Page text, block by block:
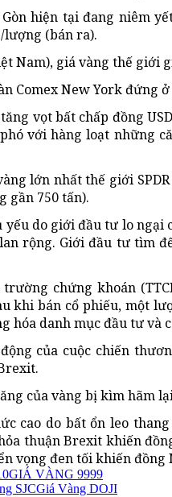
hiện tại đang niêm
lượng (bán ra).
Nam), giá vàng thế giới
Comex New York đứng ở
vọt bất chấp đồng
với hàng loạt những
lớn nhất thế giới
gần 750 tấn).
yếu do giới đầu tư lo
rộng. Giới đầu tư tìm
chứng khoán
khi bán cổ phiếu, một
hóa danh mục đầu tư
của cuộc chiến
của vàng bị kìm hãm
cao do bất ổn leo
thuận Brexit khiến
vọng đen tối khiến đồng
GIÁ VÀNG 9999
SJCGiá Vàng DOJI